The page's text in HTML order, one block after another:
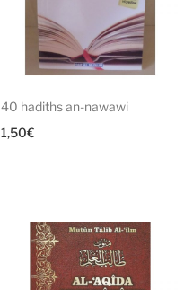
40 hadiths an-nawawi
1,50€